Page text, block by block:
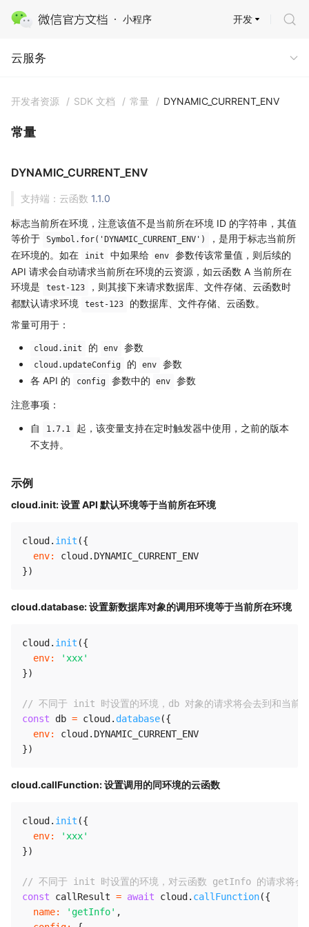
小程序
云服务
开发
云服务
开发者资源 / SDK 文档 / 常量 / DYNAMIC_CURRENT_ENV
常量
DYNAMIC_CURRENT_ENV
支持端：云函数 1.1.0
标志当前所在环境，注意该值不是当前所在环境 ID 的字符串，其值
等价于
Symbol.for('DYNAMIC_CURRENT_ENV')
，是用于标志当前所
在环境的。如在
init 中如果给 env
参数传该常量值，则后续的
API 请求会自动请求当前所在环境的云资源，如云函数 A 当前所在
环境是
test-123
，则其接下来请求数据库、文件存储、云函数时
都默认请求环境
test-123
的数据库、文件存储、云函数。
常量可用于：
cloud.init 的 env 参数
cloud.updateConfig 的 env
参数
各 API 的
config 参数中的 env 参数
注意事项：
自
1.7.1
起，该变量支持在定时触发器中使用，之前的版本
不支持。
示例
cloud.init: 设置 API 默认环境等于当前所在环境
cloud. init ({
env: cloud. DYNAMIC_CURRENT_ENV
})
cloud.database: 设置新数据库对象的调用环境等于当前所在环境
cloud. init ({
env:
'xxx'
})
// 不同于 init 时设置的环境，db 对象的请求将会去到和当前云
const db = cloud. database({
env: cloud. DYNAMIC_CURRENT_ENV
})
cloud.callFunction: 设置调用的同环境的云函数
cloud. init ({
env:
'xxx'
})
// 不同于 init 时设置的环境，对云函数 getInfo 的请求将会去
const callResult = await cloud. callFunction({
name: 'getInfo' ,